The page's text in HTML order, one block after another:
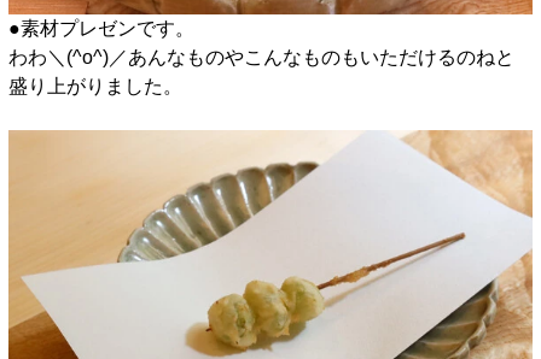
●素材プレゼンです。
わわ＼(^o^)／あんなものやこんなものもいただけるのねと
盛り上がりました。